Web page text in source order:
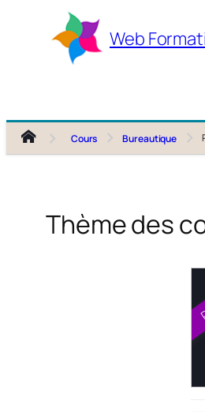
Web
Cours Bureautique
Thème des